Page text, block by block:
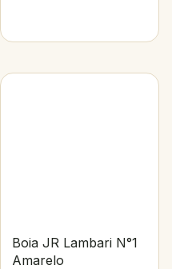
Boia JR Lambari N°1
Amarelo